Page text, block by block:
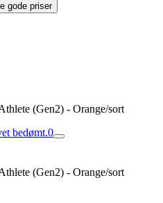
gode priser
(Gen2) - Orange/sort
bedømt.0
(Gen2) - Orange/sort